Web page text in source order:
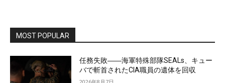
MOST POPULAR
任務失敗――海軍特殊部隊SEALs、キュー
バで斬首されたCIA職員の遺体を回収